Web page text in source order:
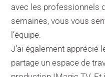
avec les professionnels
semaines, vous vous
l’équipe.
J’ai également apprécié
partage un espace de